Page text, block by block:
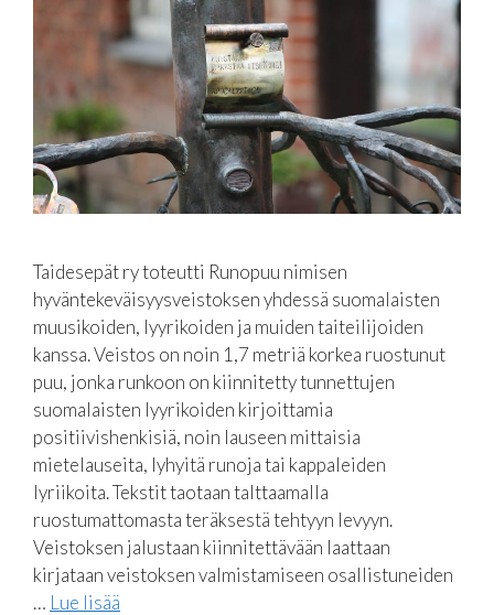
Taidesepät ry toteutti Runopuu nimisen
hyväntekeväisyysveistoksen yhdessä suomalaisten
muusikoiden, lyyrikoiden ja muiden taiteilijoiden
kanssa. Veistos on noin 1,7 metriä korkea ruostunut
puu, jonka runkoon on kiinnitetty tunnettujen
suomalaisten lyyrikoiden kirjoittamia
positiivishenkisiä, noin lauseen mittaisia
mietelauseita, lyhyitä runoja tai kappaleiden
lyriikoita. Tekstit taotaan talttaamalla
ruostumattomasta teräksestä tehtyyn levyyn.
Veistoksen jalustaan kiinnitettävään laattaan
kirjataan veistoksen valmistamiseen osallistuneiden
… Lue lisää